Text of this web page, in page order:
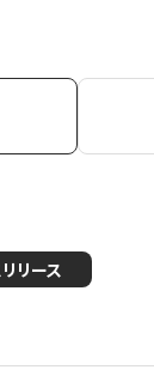
リース